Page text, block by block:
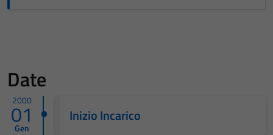
Date
2000
01
Gen
Inizio Incarico